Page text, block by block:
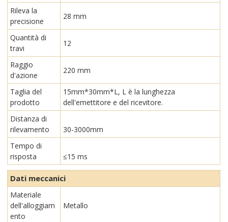
Rileva la
precisione
28 mm
Quantità di
travi
12
Raggio
d'azione
220 mm
Taglia del
prodotto
15mm*30mm*L, L è la lunghezza
dell'emettitore e del ricevitore.
Distanza di
rilevamento
30-3000mm
Tempo di
risposta
≤15 ms
Dati meccanici
Materiale
dell'alloggiam
ento
Metallo